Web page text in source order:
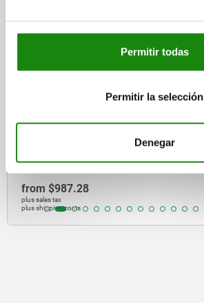
Permitir todas
Permitir la selección
Denegar